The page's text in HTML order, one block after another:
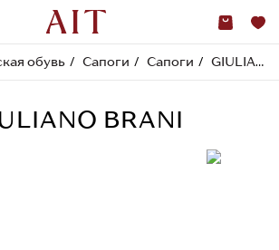
обувь Сапоги Сапоги GIULIANO BRANI
BRANI